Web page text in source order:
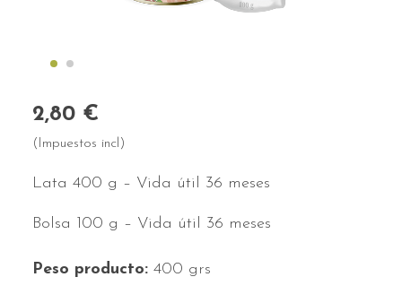
2,80 €
(Impuestos incl)
Lata 400 g – Vida útil 36 meses
Bolsa 100 g – Vida útil 36 meses
Peso producto: 400 grs